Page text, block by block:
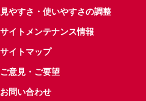
見やすさ・使いやすさの調整
サイトメンテナンス情報
サイトマップ
ご意見・ご要望
お問い合わせ